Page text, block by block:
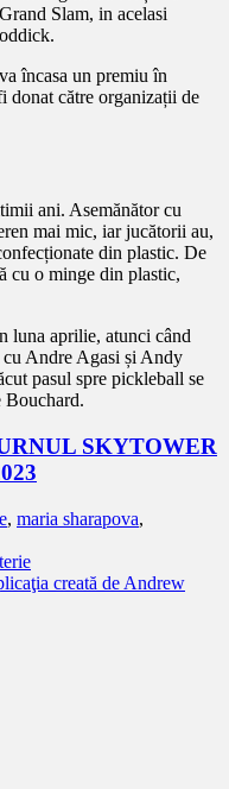
Slam, in acelasi
încasa un premiu în
donat către organizații de
ani. Asemănător cu
mai mic, iar jucătorii au,
din plastic. De
cu o minge din plastic,
luna aprilie, atunci când
Andre Agasi și Andy
pasul spre pickleball se
Bouchard.
SKYTOWER
, maria sharapova,
creată de Andrew